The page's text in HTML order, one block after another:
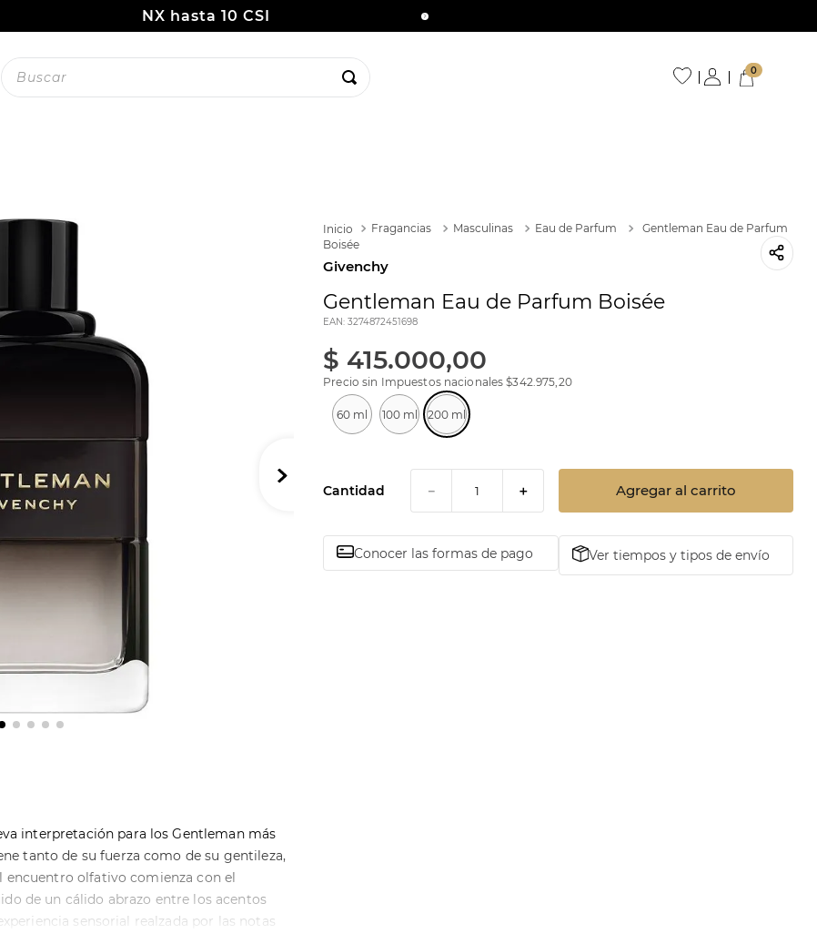
NX hasta 10 CSI
Buscar 0
interpretación para los Gentleman más
tanto de su fuerza como de su gentileza,
encuentro olfativo comienza con el
de un cálido abrazo entre los acentos
sensorial realzada por las notas
Fragancias Masculinas Eau de Parfum
Gentleman Eau de Parfum
Boisée
Givenchy
Gentleman Eau de Parfum Boisée
EAN:3274872451698
$ 415.000,00
Precio sin Impuestos nacionales $342.975,20
60 ml 100 ml 200 ml
Cantidad ＋
－ Agregar al carrito
Conocer las formas de pago Ver tiempos y tipos de envío